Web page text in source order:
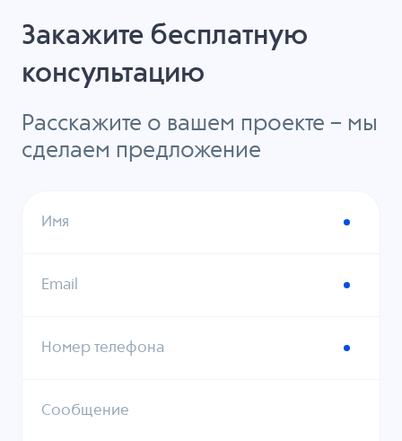
Закажите бесплатную
консультацию
Расскажите о вашем проекте – мы
сделаем предложение
Имя
Email
Номер телефона
Сообщение